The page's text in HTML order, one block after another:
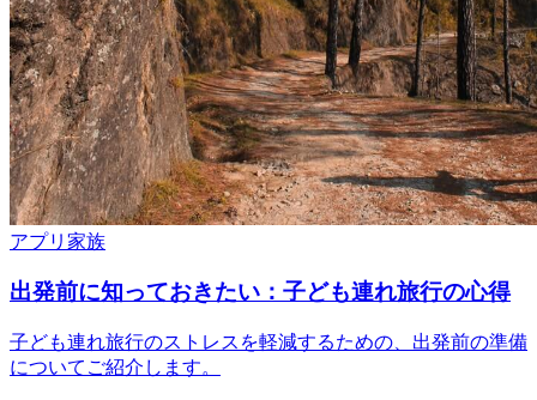
アプリ 家族
出発前に知っておきたい：子ども連れ旅行の心得
子ども連れ旅行のストレスを軽減するための、出発前の準備
についてご紹介します。